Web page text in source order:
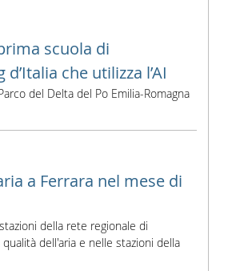
scuola di
che utilizza l’AI
del Delta del Po Emilia-Romagna
a Ferrara nel mese di
della rete regionale di
dell'aria e nelle stazioni della